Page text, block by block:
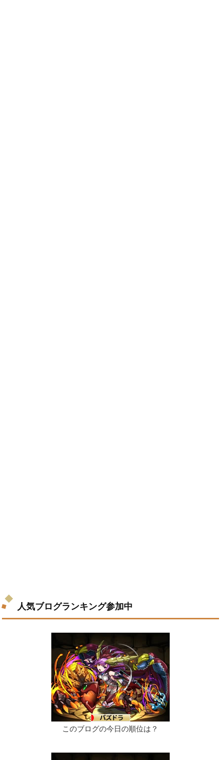
人気ブログランキング参加中
このブログの今日の順位は？